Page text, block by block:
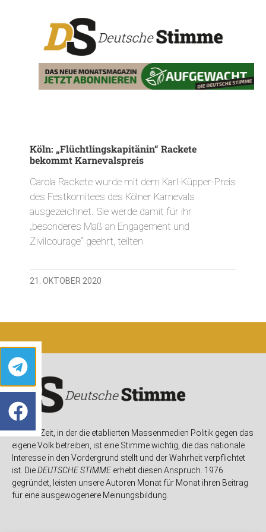
Köln: „Flüchtlingskapitänin“ Rackete
bekommt Karnevalspreis
Carola Rackete wurde mit dem Karl-Küpper-Preis
des Festkomitees des Kölner Karnevals
ausgezeichnet. Sie werde damit für ihr
„besonderes Maß an Engagement und
Zivilcourage“ geehrt, teilten
21. OKTOBER 2020
In einer Zeit, in der die etablierten Massenmedien Politik gegen das
eigene Volk betreiben, ist eine Stimme wichtig, die das nationale
Interesse in den Vordergrund stellt und der Wahrheit verpflichtet
ist. DieDEUTSCHE STIMMEerhebt diesen Anspruch. 1976
gegründet, leisten unsere Autoren Monat für Monat ihren Beitrag
für eine ausgewogenere Meinungsbildung.